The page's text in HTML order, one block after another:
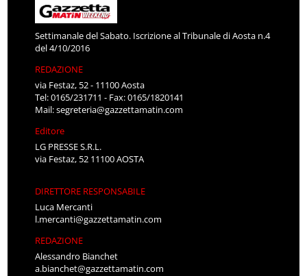
Settimanale del Sabato. Iscrizione al Tribunale di Aosta n.4
del 4/10/2016
REDAZIONE
via Festaz, 52 - 11100 Aosta
Tel: 0165/231711 - Fax: 0165/1820141
Mail:segreteria@gazzettamatin.com
Editore
LG PRESSE S.R.L.
via Festaz, 52 11100 AOSTA
DIRETTORE RESPONSABILE
Luca Mercanti
l.mercanti@gazzettamatin.com
REDAZIONE
Alessandro Bianchet
a.bianchet@gazzettamatin.com